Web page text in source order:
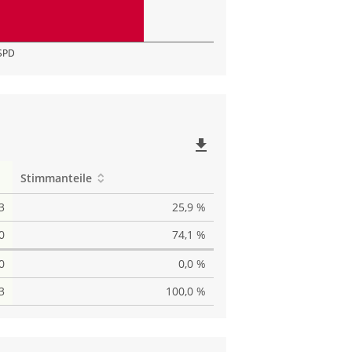
file_download
Stimmanteile
25,9 %
74,1 %
0,0 %
100,0 %